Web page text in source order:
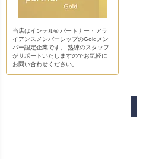
当店はインテル® パートナー・アラ
イアンスメンバーシップのGoldメン
バー認定企業です。 熟練のスタッフ
がサポートいたしますのでお気軽に
お問い合わせください。